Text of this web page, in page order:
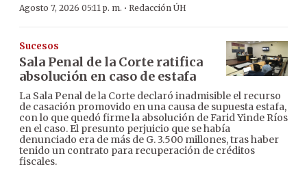
Agosto 7, 2026 05:11 p. m. · Redacción ÚH
Sucesos
Sala Penal de la Corte ratifica
absolución en caso de estafa
La Sala Penal de la Corte declaró inadmisible el recurso
de casación promovido en una causa de supuesta estafa,
con lo que quedó firme la absolución de Farid Yinde Ríos
en el caso. El presunto perjuicio que se había
denunciado era de más de G. 3.500 millones, tras haber
tenido un contrato para recuperación de créditos
fiscales.